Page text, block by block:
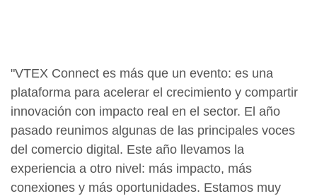
"VTEX Connect es más que un evento: es una
plataforma para acelerar el crecimiento y compartir
innovación con impacto real en el sector. El año
pasado reunimos algunas de las principales voces
del comercio digital. Este año llevamos la
experiencia a otro nivel: más impacto, más
conexiones y más oportunidades. Estamos muy